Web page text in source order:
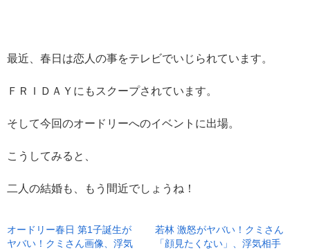
最近、春日は恋人の事をテレビでいじられています。
ＦＲＩＤＡＹにもスクープされています。
そして今回のオードリーへのイベントに出場。
こうしてみると、
二人の結婚も、もう間近でしょうね！
オードリー春日 第1子誕生が
ヤバい！クミさん画像、浮気
若林 激怒がヤバい！クミさん
「顔見たくない」、浮気相手